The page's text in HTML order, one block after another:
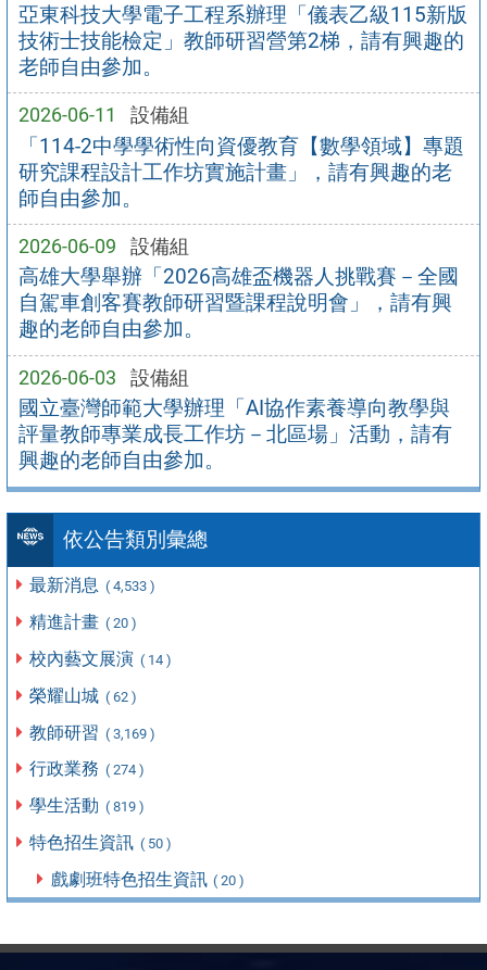
亞東科技大學電子工程系辦理「儀表乙級115新版
技術士技能檢定」教師研習營第2梯，請有興趣的
老師自由參加。
2026-06-11 設備組
「114-2中學學術性向資優教育【數學領域】專題
研究課程設計工作坊實施計畫」，請有興趣的老
師自由參加。
2026-06-09 設備組
高雄大學舉辦「2026高雄盃機器人挑戰賽－全國
自駕車創客賽教師研習暨課程說明會」，請有興
趣的老師自由參加。
2026-06-03 設備組
國立臺灣師範大學辦理「AI協作素養導向教學與
評量教師專業成長工作坊－北區場」活動，請有
興趣的老師自由參加。
依公告類別彙總
最新消息 ( 4,533 )
精進計畫 ( 20 )
校內藝文展演 ( 14 )
榮耀山城 ( 62 )
教師研習 ( 3,169 )
行政業務 ( 274 )
學生活動 ( 819 )
特色招生資訊 ( 50 )
戲劇班特色招生資訊 ( 20 )